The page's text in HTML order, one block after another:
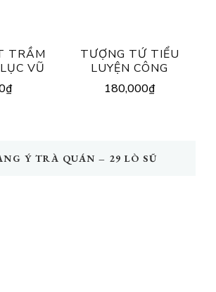
TRẦM
VŨ
₫
TƯỢNG TỨ TIỂU
LUYỆN CÔNG
180,000₫
Ý TRÀ QUÁN – 29 LÒ SŨ